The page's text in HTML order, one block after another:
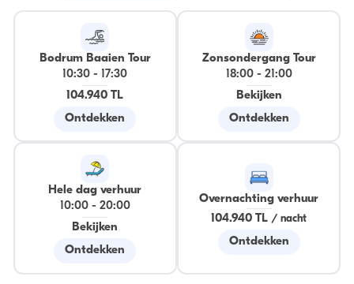
Bodrum Baaien Tour
10:30 -
17:30
104.940 TL
Ontdekken
Zonsondergang Tour
18:00- 21:00
Bekijken
Ontdekken
Hele dag verhuur
10:00- 20:00
Bekijken
Ontdekken
Overnachting verhuur
104.940 TL /nacht
Ontdekken